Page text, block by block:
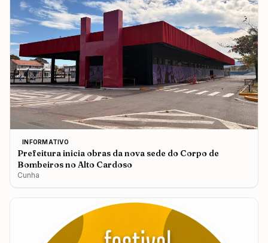
INFORMATIVO
Prefeitura inicia obras da nova sede do Corpo de
Bombeiros no Alto Cardoso
Cunha